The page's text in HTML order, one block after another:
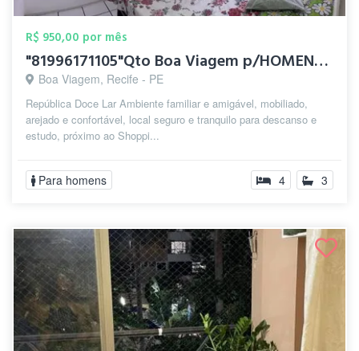
R$ 950,00 por mês
"81996171105"Qto Boa Viagem p/HOMENS IND...
Boa Viagem, Recife - PE
República Doce Lar Ambiente familiar e amigável, mobiliado,
arejado e confortável, local seguro e tranquilo para descanso e
estudo, próximo ao Shoppi...
Para homens 4 3